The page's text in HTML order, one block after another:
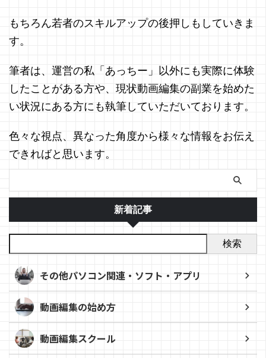
もちろん若者のスキルアップの後押しもしていきま
す。
筆者は、運営の私「あっちー」以外にも実際に体験
したことがある方や、現状動画編集の副業を始めた
い状況にある方にも執筆していただいております。
色々な視点、異なった角度から様々な情報をお伝え
できればと思います。
新着記事
検索
その他パソコン関連・ソフト・アプリ
動画編集の始め方
動画編集スクール